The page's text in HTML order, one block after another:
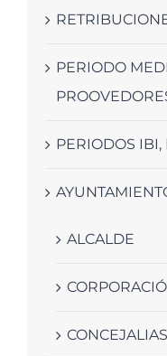
PERIODO
PERIODOS IBI,
ALCALDE
CONCEJALIAS